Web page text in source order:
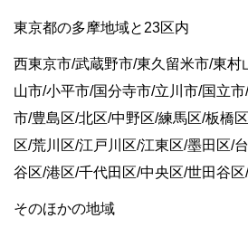
東京都の多摩地域と23区内
西東京市/武蔵野市/東久留米市/東村
山市/小平市/国分寺市/立川市/国立
市/豊島区/北区/中野区/練馬区/板橋
区/荒川区/江戸川区/江東区/墨田区/
谷区/港区/千代田区/中央区/世田谷
そのほかの地域